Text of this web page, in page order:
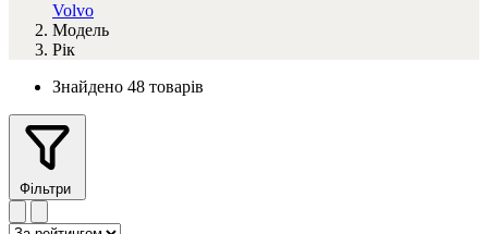
Volvo
Модель
Рік
Знайдено 48 товарів
Фільтри